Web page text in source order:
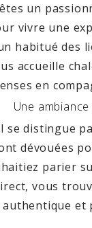
un
vivre une
habitué des
accueille
en
Une
se distingue
dévouées
parier
vous
et